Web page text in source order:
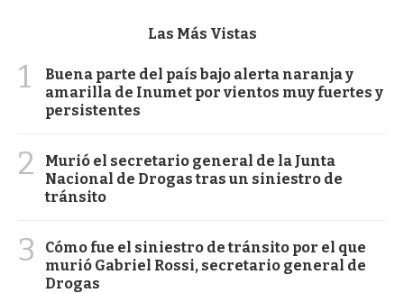
Las Más Vistas
1
Buena parte del país bajo alerta naranja y
amarilla de Inumet por vientos muy fuertes y
persistentes
2
Murió el secretario general de la Junta
Nacional de Drogas tras un siniestro de
tránsito
3
Cómo fue el siniestro de tránsito por el que
murió Gabriel Rossi, secretario general de
Drogas